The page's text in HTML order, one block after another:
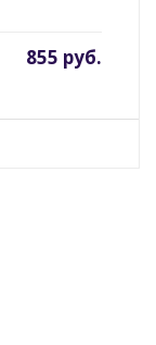
855 руб.